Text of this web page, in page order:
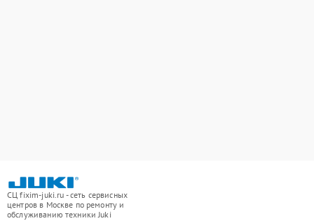
СЦ fixim-juki.ru - сеть сервисных
центров в Москве по ремонту и
обслуживанию техники Juki